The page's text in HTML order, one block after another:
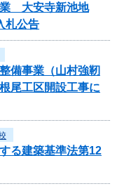
業 大安寺新池地
札公告
備事業（山村強靭
工区開設工事に
る建築基準法第12